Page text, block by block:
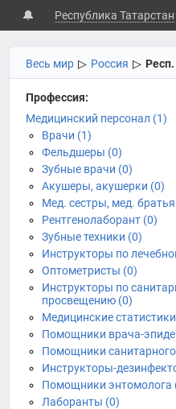
🔔 Республика Татарстан
Весь мир ▷ Россия ▷
Профессия:
Медицинский персонал (1)
Врачи (1)
Фельдшеры (0)
Зубные врачи (0)
Акушеры, акушерки (0)
Мед. сестры, мед.
Рентгенолаборант (0)
Зубные техники (0)
Инструкторы по
Оптометристы (0)
Инструкторы по
просвещению (0)
Медицинские
Помощники врача-
Помощники
Инструкторы-
Помощники энтомолога
Лаборанты (0)